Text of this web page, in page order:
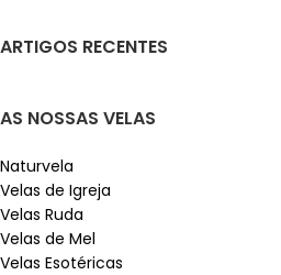
ARTIGOS RECENTES
AS NOSSAS VELAS
Naturvela
Velas de Igreja
Velas Ruda
Velas de Mel
Velas Esotéricas